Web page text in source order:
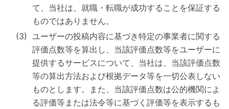
て、当社は、就職・転職が成功することを保証する
ものではありません。
ユーザーの投稿内容に基づき特定の事業者に関する
評価点数等を算出し、当該評価点数等をユーザーに
提供するサービスについて、当社は、当該評価点数
等の算出方法および根拠データ等を一切公表しない
ものとします。また、当該評価点数は公的機関によ
る評価等または法令等に基づく評価等を表示するも